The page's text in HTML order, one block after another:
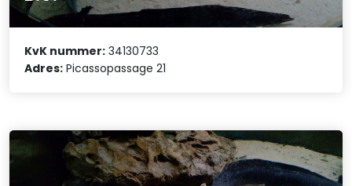
KvK nummer: 34130733
Adres: Picassopassage 21